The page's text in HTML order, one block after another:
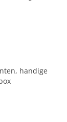
handige